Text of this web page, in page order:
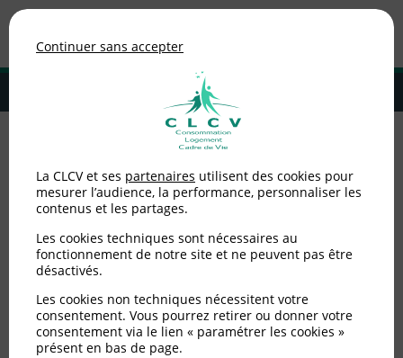
MENU
Adhérer à la CLCV
un parc de jeu à Marly
Sages comme des images
dans un parc de jeu à
Marly
Publié le25/07/2019(mis à jour le
Continuer sans accepter
La CLCV et ses partenaires utilisent des cookies pour
mesurer l’audience, la performance, personnaliser les
contenus et les partages.
Les cookies techniques sont nécessaires au
fonctionnement de notre site et ne peuvent pas être
désactivés.
Les cookies non techniques nécessitent votre
consentement. Vous pourrez retirer ou donner votre
consentement via le lien « paramétrer les cookies »
présent en bas de page.